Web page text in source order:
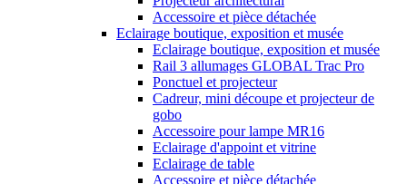
Accessoire et pièce détachée
Eclairage boutique, exposition et musée
Eclairage boutique, exposition et musée
Rail 3 allumages GLOBAL Trac Pro
Ponctuel et projecteur
Cadreur, mini découpe et projecteur de
gobo
Accessoire pour lampe MR16
Eclairage d'appoint et vitrine
Eclairage de table
Accessoire et pièce détachée